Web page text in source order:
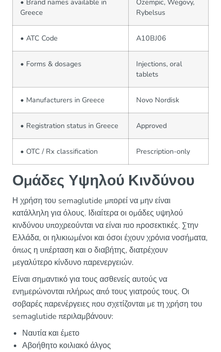
• Brand names available in
Greece
Ozempic, Wegovy,
Rybelsus
• ATC Code A10BJ06
• Forms & dosages
Injections, oral
tablets
• Manufacturers in Greece Novo Nordisk
• Registration status in Greece Approved
• OTC / Rx classification Prescription-only
Ομάδες Υψηλού Κινδύνου
Η χρήση του semaglutide μπορεί να μην είναι
κατάλληλη για όλους. Ιδιαίτερα οι ομάδες υψηλού
κινδύνου υποχρεούνται να είναι πιο προσεκτικές. Στην
Ελλάδα, οι ηλικιωμένοι και όσοι έχουν χρόνια νοσήματα,
όπως η υπέρταση και ο διαβήτης, διατρέχουν
μεγαλύτερο κίνδυνο παρενεργειών.
Είναι σημαντικό για τους ασθενείς αυτούς να
ενημερώνονται πλήρως από τους γιατρούς τους. Οι
σοβαρές παρενέργειες που σχετίζονται με τη χρήση του
semaglutide περιλαμβάνουν:
Ναυτία και έμετο
Αβοήθητο κοιλιακό άλγος